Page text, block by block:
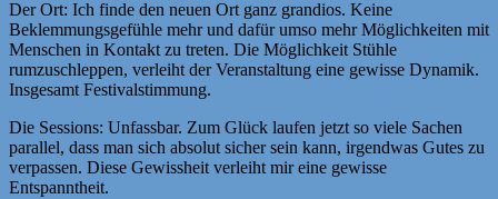
Der Ort: Ich finde den neuen Ort ganz grandios. Keine
Beklemmungsgefühle mehr und dafür umso mehr Möglichkeiten mit
Menschen in Kontakt zu treten. Die Möglichkeit Stühle
rumzuschleppen, verleiht der Veranstaltung eine gewisse Dynamik.
Insgesamt Festivalstimmung.
Die Sessions: Unfassbar. Zum Glück laufen jetzt so viele Sachen
parallel, dass man sich absolut sicher sein kann, irgendwas Gutes zu
verpassen. Diese Gewissheit verleiht mir eine gewisse
Entspanntheit.